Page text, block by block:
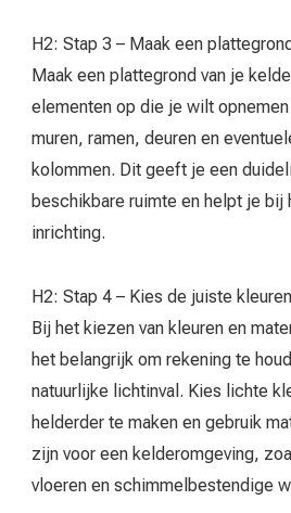
H2: Stap 3 – Maak een plattegrond
Maak een plattegrond van je
elementen op die je wilt
muren, ramen, deuren en
kolommen. Dit geeft je een
beschikbare ruimte en helpt je bij
inrichting.
H2: Stap 4 – Kies de juiste
Bij het kiezen van kleuren en
het belangrijk om rekening te
natuurlijke lichtinval. Kies lichte
helderder te maken en gebruik
zijn voor een kelderomgeving,
vloeren en schimmelbestendige